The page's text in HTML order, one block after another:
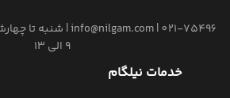
021-75496
|
info@nilgam.com
9 الی 13
خدمات نیلگام